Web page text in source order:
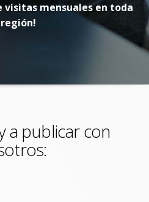
visitas mensuales en toda
a publicar con